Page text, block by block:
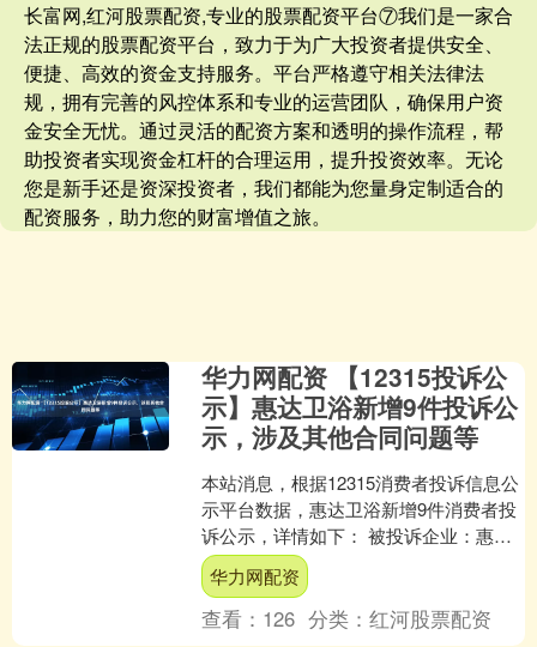
长富网,红河股票配资,专业的股票配资平台⑦我们是一家合
法正规的股票配资平台，致力于为广大投资者提供安全、
便捷、高效的资金支持服务。平台严格遵守相关法律法
规，拥有完善的风控体系和专业的运营团队，确保用户资
金安全无忧。通过灵活的配资方案和透明的操作流程，帮
助投资者实现资金杠杆的合理运用，提升投资效率。无论
您是新手还是资深投资者，我们都能为您量身定制适合的
配资服务，助力您的财富增值之旅。
华力网配资 【12315投诉公
示】惠达卫浴新增9件投诉公
示，涉及其他合同问题等
本站消息，根据12315消费者投诉信息公
示平台数据，惠达卫浴新增9件消费者投
诉公示，详情如下： 被投诉企业：惠达
卫浴投诉基本信息：2025年07月17日，
消费者....
华力网配资
查看： 126 分类：红河股票配资